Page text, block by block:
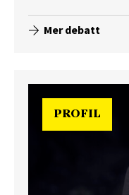
Mer debatt
PROFIL